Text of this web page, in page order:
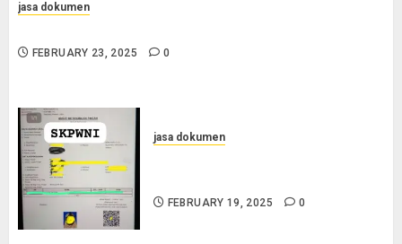
jasa dokumen
FEBRUARY 23, 2025 0
jasa dokumen
FEBRUARY 19, 2025 0